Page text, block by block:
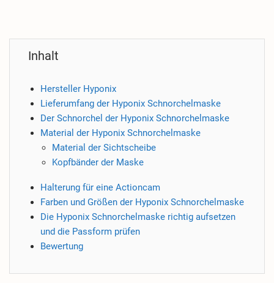
Inhalt
Hersteller Hyponix
Lieferumfang der Hyponix Schnorchelmaske
Der Schnorchel der Hyponix Schnorchelmaske
Material der Hyponix Schnorchelmaske
Material der Sichtscheibe
Kopfbänder der Maske
Halterung für eine Actioncam
Farben und Größen der Hyponix Schnorchelmaske
Die Hyponix Schnorchelmaske richtig aufsetzen
und die Passform prüfen
Bewertung